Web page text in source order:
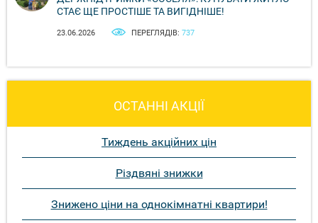
СТАЄ ЩЕ ПРОСТІШЕ ТА ВИГІДНІШЕ!
23.06.2026 ПЕРЕГЛЯДІВ: 737
ОСТАННІ АКЦІЇ
Тиждень акційних цін
Різдвяні знижки
Знижено ціни на однокімнатні квартири!